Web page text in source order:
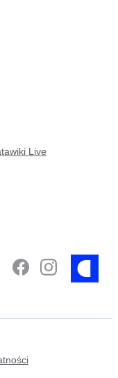
Live